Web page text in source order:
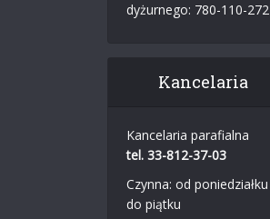
dyżurnego: 780-110-272
Kancelaria
Kancelaria parafialna
tel. 33-812-37-03
Czynna: od poniedziałku
do piątku